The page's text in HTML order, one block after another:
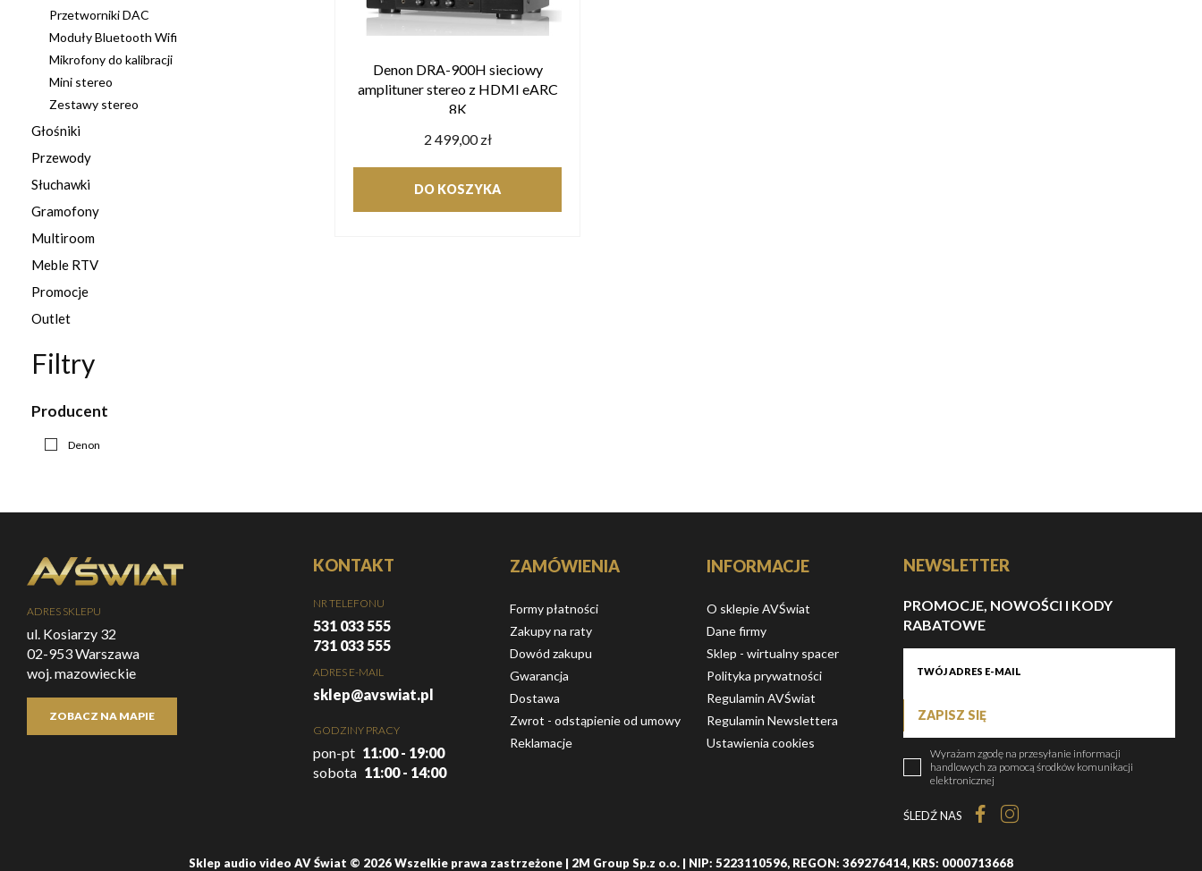
Przetworniki DAC
Moduły Bluetooth Wifi
Mikrofony do kalibracji
Mini stereo
Zestawy stereo
Głośniki
Przewody
Słuchawki
Gramofony
Multiroom
Meble RTV
Promocje
Outlet
Filtry
Producent
Denon
Denon DRA-900H sieciowy
amplituner stereo z HDMI eARC
8K
2 499,00 zł
DO KOSZYKA
ADRES SKLEPU
ul. Kosiarzy 32
02-953 Warszawa
woj. mazowieckie
ZOBACZ NA MAPIE
KONTAKT
NR TELEFONU
531 033 555
731 033 555
ADRES E-MAIL
sklep@avswiat.pl
GODZINY PRACY
pon-pt 11:00 - 19:00
sobota 11:00 - 14:00
ZAMÓWIENIA
Formy płatności
Zakupy na raty
Dowód zakupu
Gwarancja
Dostawa
Zwrot - odstąpienie od umowy
Reklamacje
INFORMACJE
O sklepie AVŚwiat
Dane firmy
Sklep - wirtualny spacer
Polityka prywatności
Regulamin AVŚwiat
Regulamin Newslettera
Ustawienia cookies
NEWSLETTER
PROMOCJE, NOWOŚCI I KODY
RABATOWE
ZAPISZ SIĘ
Wyrażam zgodę na przesyłanie informacji
handlowych za pomocą środków komunikacji
elektronicznej
ŚLEDŹ NAS
Sklep audio video AV Świat © 2026 Wszelkie prawa zastrzeżone | 2M Group Sp.z o.o. | NIP: 5223110596, REGON: 369276414, KRS: 0000713668